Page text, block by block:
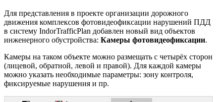
Для представления в проекте организации дорожного
движения комплексов фотовидеофиксации нарушений ПДД
в систему IndorTrafficPlan добавлен новый вид объектов
инженерного обустройства: Камеры фотовидеофиксации.
Камеры на таком объекте можно размещать с четырёх сторон
(лицевой, обратной, левой и правой). Для каждой камеры
можно указать необходимые параметры: зону контроля,
фиксируемые нарушения и пр.